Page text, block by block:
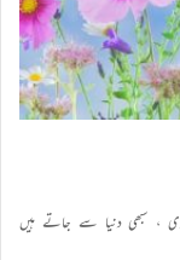
، سبھی دنیا سے جاتے ہیں